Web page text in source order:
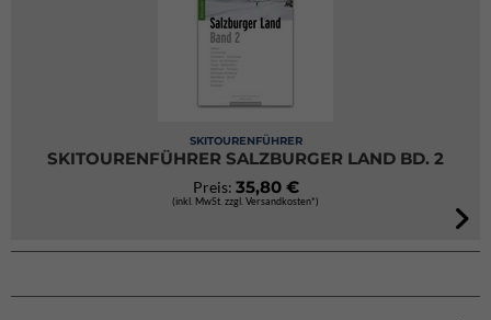
SKITOURENFÜHRER
SKITOURENFÜHRER SALZBURGER LAND BD. 2
Preis: 35,80 €
(inkl. MwSt. zzgl. Versandkosten*)